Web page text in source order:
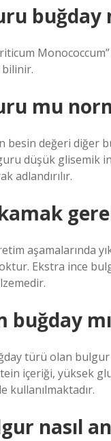
buğday
Monococcum”
bilinir.
mu
değeri diğer
düşük glisemik
adlandırılır.
aşamalarında
Ekstra ince
buğday
türü olan
içeriği, yüksek
kullanılmaktadır.
nasıl